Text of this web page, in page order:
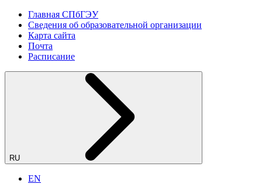
Главная СПбГЭУ
Сведения об образовательной организации
Карта сайта
Почта
Расписание
RU
EN